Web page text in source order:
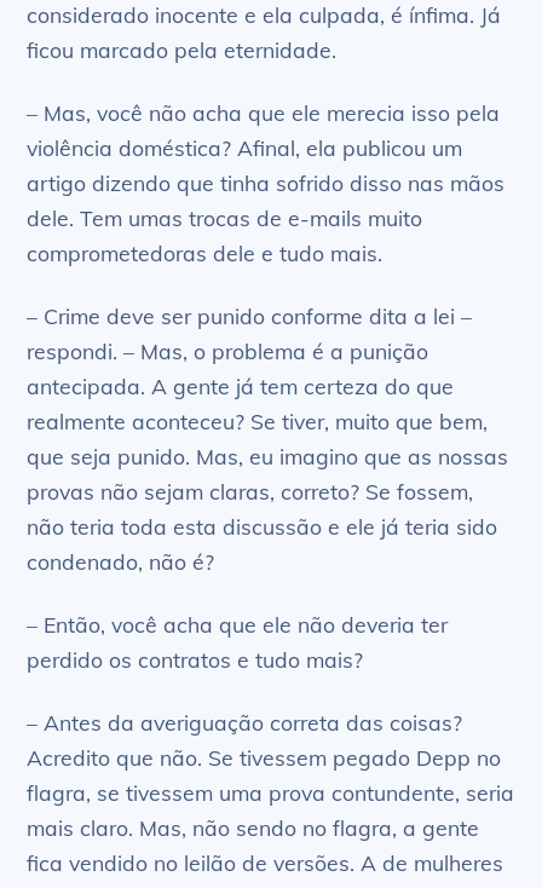
considerado inocente e ela culpada, é ínfima. Já
ficou marcado pela eternidade.
– Mas, você não acha que ele merecia isso pela
violência doméstica? Afinal, ela publicou um
artigo dizendo que tinha sofrido disso nas mãos
dele. Tem umas trocas de e-mails muito
comprometedoras dele e tudo mais.
– Crime deve ser punido conforme dita a lei –
respondi. – Mas, o problema é a punição
antecipada. A gente já tem certeza do que
realmente aconteceu? Se tiver, muito que bem,
que seja punido. Mas, eu imagino que as nossas
provas não sejam claras, correto? Se fossem,
não teria toda esta discussão e ele já teria sido
condenado, não é?
– Então, você acha que ele não deveria ter
perdido os contratos e tudo mais?
– Antes da averiguação correta das coisas?
Acredito que não. Se tivessem pegado Depp no
flagra, se tivessem uma prova contundente, seria
mais claro. Mas, não sendo no flagra, a gente
fica vendido no leilão de versões. A de mulheres